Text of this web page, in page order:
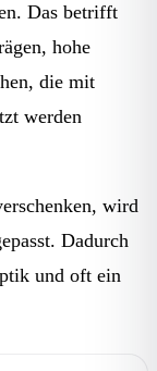
Das betrifft
hohe
die mit
werden
wird
Dadurch
und oft ein